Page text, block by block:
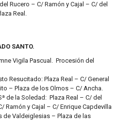
Rucero – C/ Ramón y Cajal – C/ del
Real.
SANTO.
Vigila Pascual. Procesión del
Resucitado: Plaza Real – C/ General
– Plaza de los Olmos – C/ Ancha.
de la Soledad: Plaza Real – C/ del
Ramón y Cajal – C/ Enrique Capdevilla
de Valdeiglesias – Plaza de las